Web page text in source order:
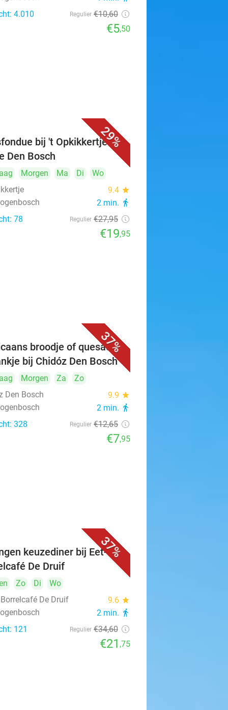
4.010 Regulier €10,60
€5,50
29%
bij 't Opkikkertje in
Den Bosch
Morgen Ma Di
Wo
9.4 star
2 min. directions_walk
78 Regulier €27,95
€19,95
37%
broodje of quesadilla
bij Chidóz Den Bosch
Morgen Za
Zo
Den Bosch
9.9 star
2 min. directions_walk
328 Regulier €12,65
€7,95
37%
keuzediner bij Eet- &
De Druif
Zo Di
Wo
Borrelcafé De Druif
9.6 star
2 min. directions_walk
121 Regulier €34,60
€21 ,75